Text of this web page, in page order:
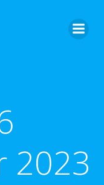
2023